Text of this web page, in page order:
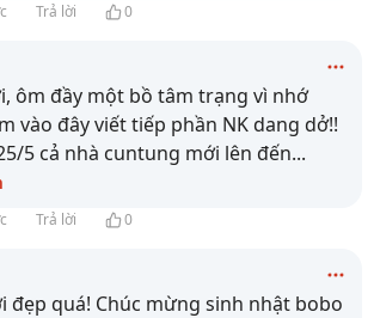
Trả lời 0
ôm đầy một bồ tâm trạng vì nhớ
vào đây viết tiếp phần NK dang dở!!
5 cả nhà cuntung mới lên đến...
Trả lời 0
đẹp quá! Chúc mừng sinh nhật bobo